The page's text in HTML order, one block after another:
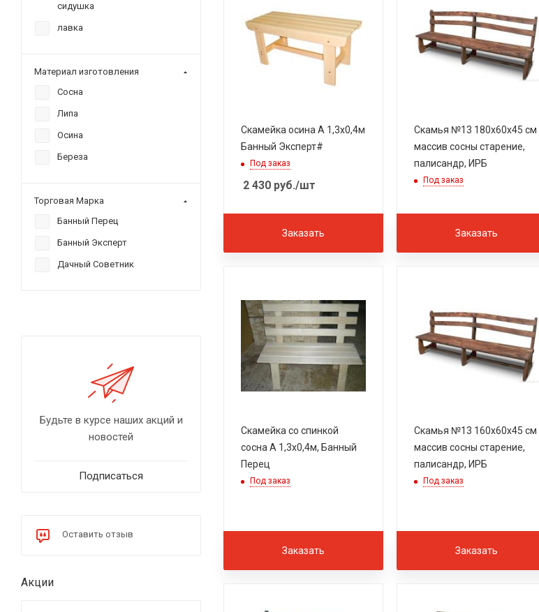
Скамейка осина А 1,3х0,4м
Банный Эксперт#
Под заказ
2 430 руб./шт
Заказать
Скамья №13 180х60х45 см
массив сосны старение,
палисандр, ИРБ
Под заказ
Заказать
Скамейка со спинкой
сосна А 1,3х0,4м, Банный
Перец
Под заказ
Заказать
Скамья №13 160х60х45 см
массив сосны старение,
палисандр, ИРБ
Под заказ
Заказать
сидушка
лавка
Материал изготовления
Сосна
Липа
Осина
Береза
Торговая Марка
Банный Перец
Банный Эксперт
Дачный Советник
Будьте в курсе наших акций и
новостей
Подписаться
Оставить отзыв
Акции